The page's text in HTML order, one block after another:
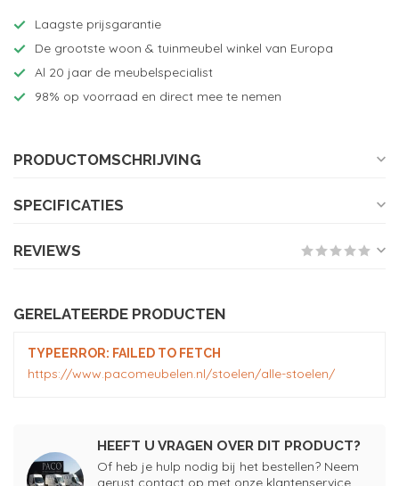
Laagste prijsgarantie
De grootste woon & tuinmeubel winkel van Europa
Al 20 jaar de meubelspecialist
98% op voorraad en direct mee te nemen
PRODUCTOMSCHRIJVING
SPECIFICATIES
REVIEWS
GERELATEERDE PRODUCTEN
TYPEERROR: FAILED TO FETCH
https://www.pacomeubelen.nl/stoelen/alle-stoelen/
HEEFT U VRAGEN OVER DIT PRODUCT?
Of heb je hulp nodig bij het bestellen? Neem
gerust contact op met onze klantenservice